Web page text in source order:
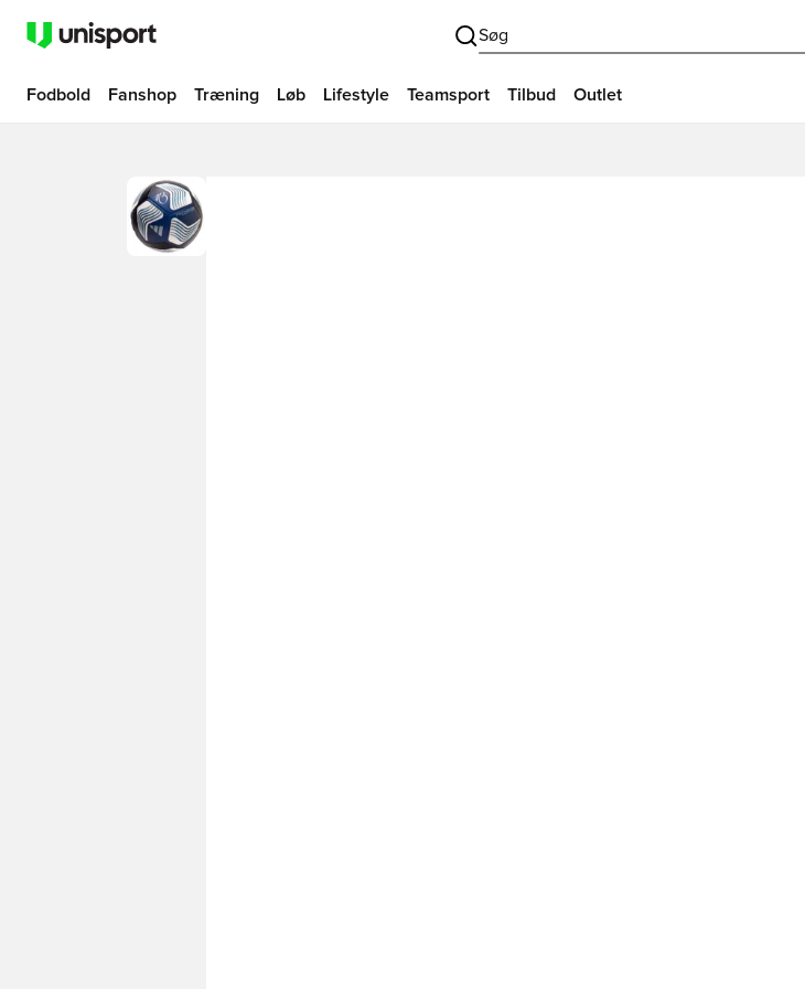
Søg
Fodbold Fanshop Træning Løb Lifestyle Teamsport Tilbud Outlet